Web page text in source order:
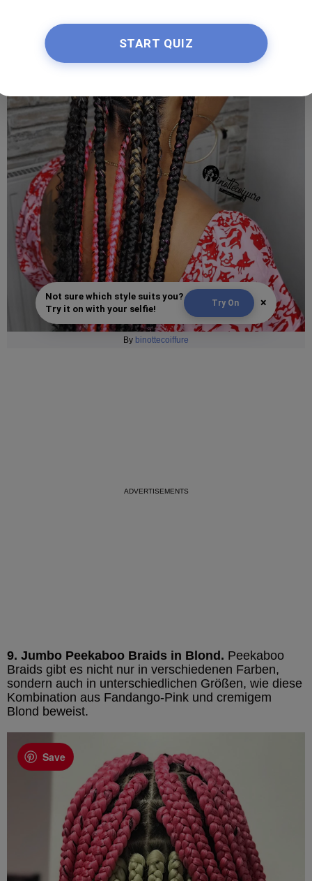
Not sure which style suits you?
Try it on with your selfie!
Try On ×
By binottecoiffure
9. Jumbo Peekaboo Braids in Blond. Peekaboo
Braids gibt es nicht nur in verschiedenen Farben,
sondern auch in unterschiedlichen Größen, wie diese
Kombination aus Fandango-Pink und cremigem
Blond beweist.
Save
START QUIZ